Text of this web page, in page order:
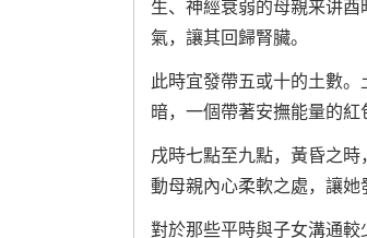
生、神經衰弱的母親来讲
氣，讓其回歸腎臟。
此時宜發帶五或十的土數
暗，一個帶著安撫能量的紅
戌時七點至九點，黃昏之
動母親內心柔軟之處，讓她
對於那些平時與子女溝通